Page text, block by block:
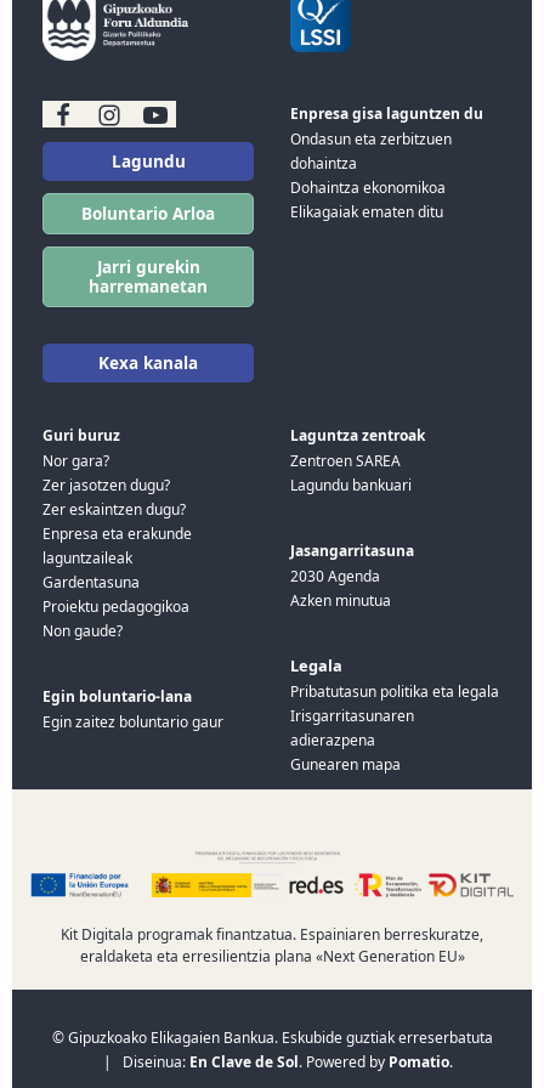
Lagundu
Boluntario Arloa
Jarri gurekin
harremanetan
Kexa kanala
Enpresa gisa laguntzen du
Ondasun eta zerbitzuen
dohaintza
Dohaintza ekonomikoa
Elikagaiak ematen ditu
Guri buruz
Nor gara?
Zer jasotzen dugu?
Zer eskaintzen dugu?
Enpresa eta erakunde
laguntzaileak
Gardentasuna
Proiektu pedagogikoa
Non gaude?
Egin boluntario-lana
Egin zaitez boluntario gaur
Laguntza zentroak
Zentroen SAREA
Lagundu bankuari
Jasangarritasuna
2030 Agenda
Azken minutua
Legala
Pribatutasun politika eta legala
Irisgarritasunaren
adierazpena
Gunearen mapa
Kit Digitala programak finantzatua. Espainiaren berreskuratze,
eraldaketa eta erresilientzia plana «Next Generation EU»
© Gipuzkoako Elikagaien Bankua. Eskubide guztiak erreserbatuta
| Diseinua: En Clave de Sol. Powered by Pomatio.